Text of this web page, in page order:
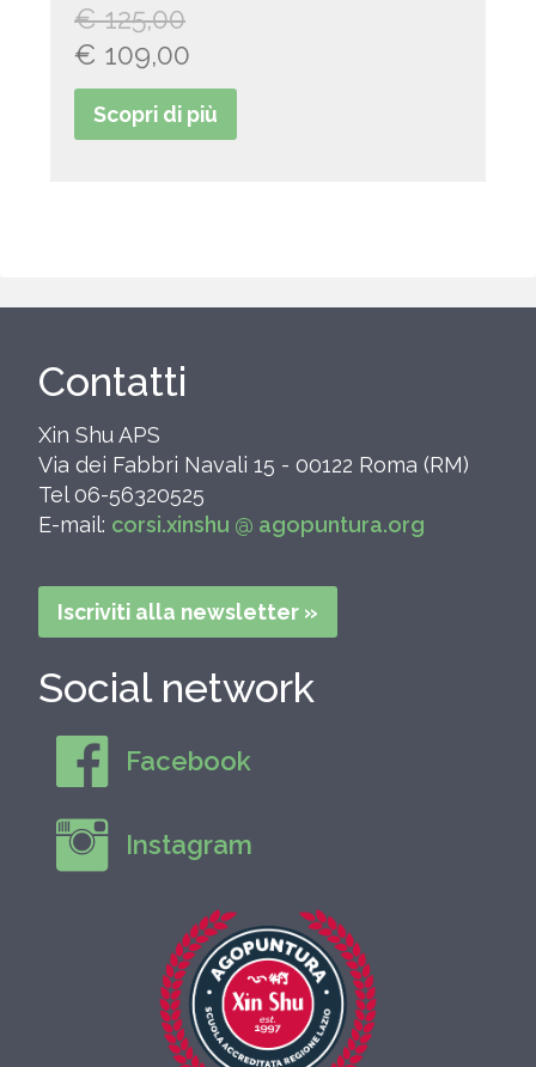
€125,00
Il
prezzo
originale
€ 109,00
prezzo
attuale
Scopri di più
Contatti
Xin Shu APS
Via dei Fabbri Navali 15 - 00122 Roma (RM)
Tel 06-56320525
E-mail: corsi.xinshu @ agopuntura.org
Iscriviti alla newsletter »
Social network
Facebook
Instagram